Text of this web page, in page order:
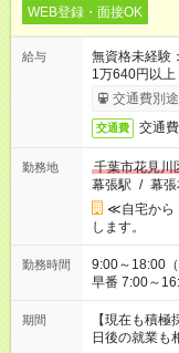
WEB登録・面接OK
給与
無資格未経
1万640円以上
交通費別
交通費 交通
勤務地
千葉市花見川
幕張駅 / 幕張
≪自宅から
します。
勤務時間
9:00～18:00（休憩60分） ■ご希
早番 7:00～16:00 遅番
い」 「余裕を
たくない」 など
の方へ 今ご
期間
【現在も積
日後の就業も